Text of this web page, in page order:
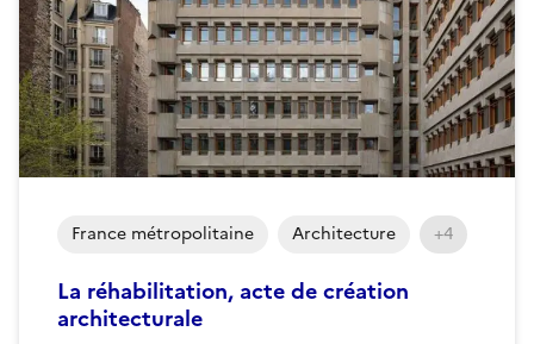
La réhabilitation, acte de création
architecturale
France métropolitaine Architecture +4